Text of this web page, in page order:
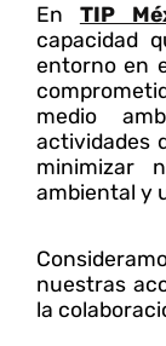
En TIP
capacidad
entorno en
medio
actividades
minimizar
ambiental y
nuestras
la